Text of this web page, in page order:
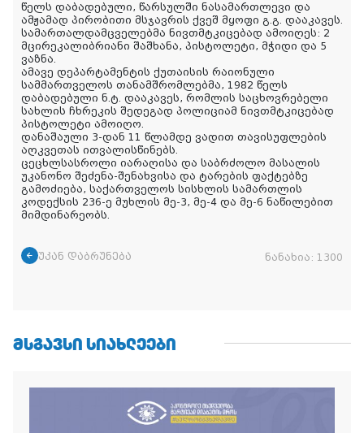
წელს დაბადებული, წარსულში ნასამართლევი და
ამჟამად პირობითი მსჯავრის ქვეშ მყოფი გ.გ. დააკავეს.
სამართალდამცველებმა ნივთმტკიცებად ამოიღეს: 2
მცირეკალიბრიანი შაშხანა, პისტოლეტი, მჭიდი და 5
ვაზნა.
ამავე დეპარტამენტის ქუთაისის რაიონული
სამმართველოს თანამშრომლებმა, 1982 წელს
დაბადებული ნ.ტ. დააკავეს, რომლის საცხოვრებელი
სახლის ჩხრეკის შედეგად პოლიციამ ნივთმტკიცებად
პისტოლეტი ამოიღო.
დანაშაული 3-დან 11 წლამდე ვადით თავისუფლების
აღკვეთას ითვალისწინებს.
ცეცხლსასროლი იარაღისა და საბრძოლო მასალის
უკანონო შეძენა-შენახვისა და ტარების ფაქტებზე
გამოძიება, საქართველოს სისხლის სამართლის
კოდექსის 236-ე მუხლის მე-3, მე-4 და მე-6 ნაწილებით
მიმდინარეობს.
უკან დაბრუნება ნანახია: 1300
ᲛᲡᲒᲐᲕᲡᲘ ᲡᲘᲐᲮᲚᲔᲔᲑᲘ